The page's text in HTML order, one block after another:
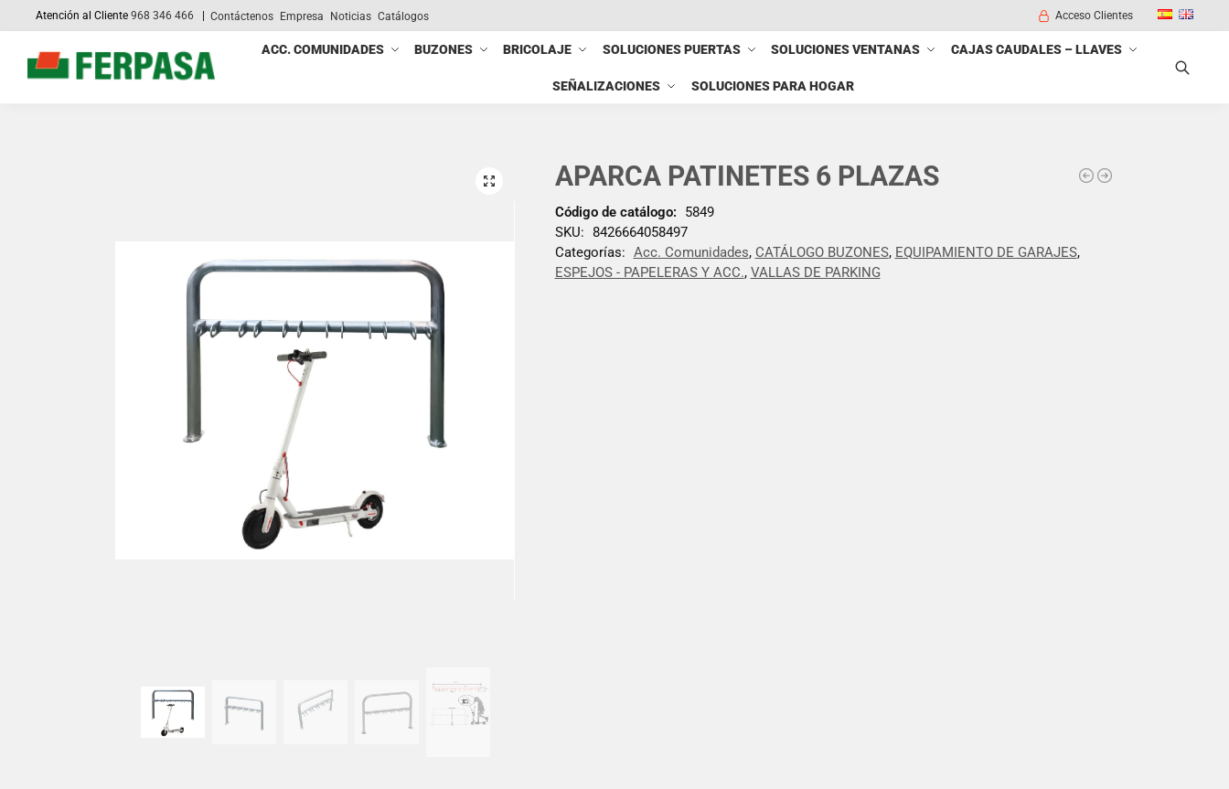
Atención al Cliente968 346 466 Contáctenos Empresa Noticias Catálogos Acceso Clientes
ACC. COMUNIDADES BUZONES BRICOLAJE SOLUCIONES PUERTAS SOLUCIONES VENTANAS CAJAS CAUDALES – LLAVES
SEÑALIZACIONES SOLUCIONES PARA HOGAR
Search
APARCA PATINETES 6 PLAZAS
Código de catálogo:
5849
SKU: 8426664058497
Categorías: Acc. Comunidades, CATÁLOGO BUZONES, EQUIPAMIENTO DE GARAJES,
ESPEJOS - PAPELERAS Y ACC., VALLAS DE PARKING